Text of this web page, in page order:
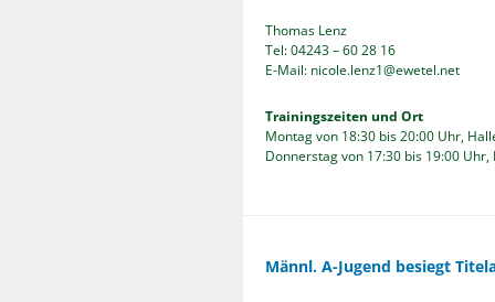
Thomas Lenz
Tel: 04243 – 60 28 16
E-Mail: nicole.lenz1@ewetel.net
Trainingszeiten und Ort
Montag von 18:30 bis 20:00 Uhr,
Donnerstag von 17:30 bis 19:00
Männl. A-Jugend besiegt